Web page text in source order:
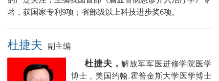
著，获国家专利9项；省部级以上科技进步奖6项。
杜捷夫 副主编
杜捷夫，解放军军医进修学院医学
博士，美国约翰.霍普金斯大学医学博士